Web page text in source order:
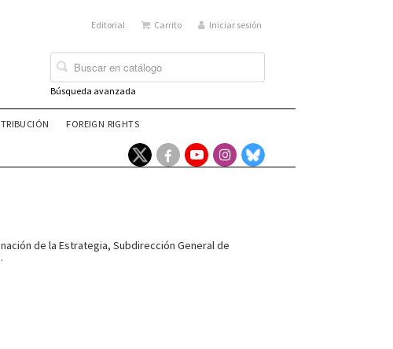
Editorial Carrito Iniciar sesión
Búsqueda avanzada
FOREIGN RIGHTS
de la Estrategia, Subdirección General de